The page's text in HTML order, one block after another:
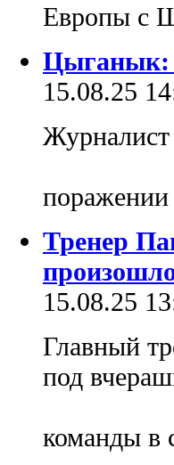
Европы с
Цыганык:
15.08.25
Тренер
15.08.25
Главный
под
команды в